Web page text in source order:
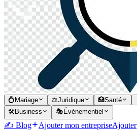
💍 Mariage ⚖️Juridique 🏥Santé
🛠️Business 🎭 Événementiel
✍️ Blog Ajouter mon entrepriseAjouter